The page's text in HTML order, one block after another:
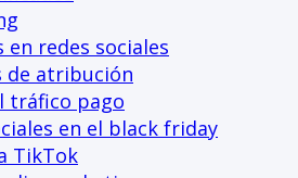
en redes sociales
de atribución
tráfico pago
en el black friday
TikTok